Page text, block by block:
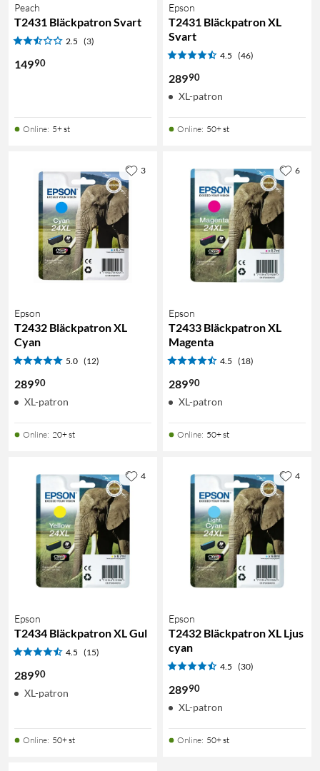
Peach
T2431 Bläckpatron Svart
2.5 (3)
14990
Online: 5+ st
Epson
T2431 Bläckpatron XL
Svart
4.5 (46)
28990
XL-patron
Online: 50+ st
Epson
T2432 Bläckpatron XL
Cyan
5.0 (12)
28990
XL-patron
Online: 20+ st
3
Epson
T2433 Bläckpatron XL
Magenta
4.5 (18)
28990
XL-patron
Online: 50+ st
6
Epson
T2434 Bläckpatron XL Gul
4.5 (15)
28990
XL-patron
Online: 50+ st
4
Epson
T2432 Bläckpatron XL Ljus
cyan
4.5 (30)
28990
XL-patron
Online: 50+ st
4